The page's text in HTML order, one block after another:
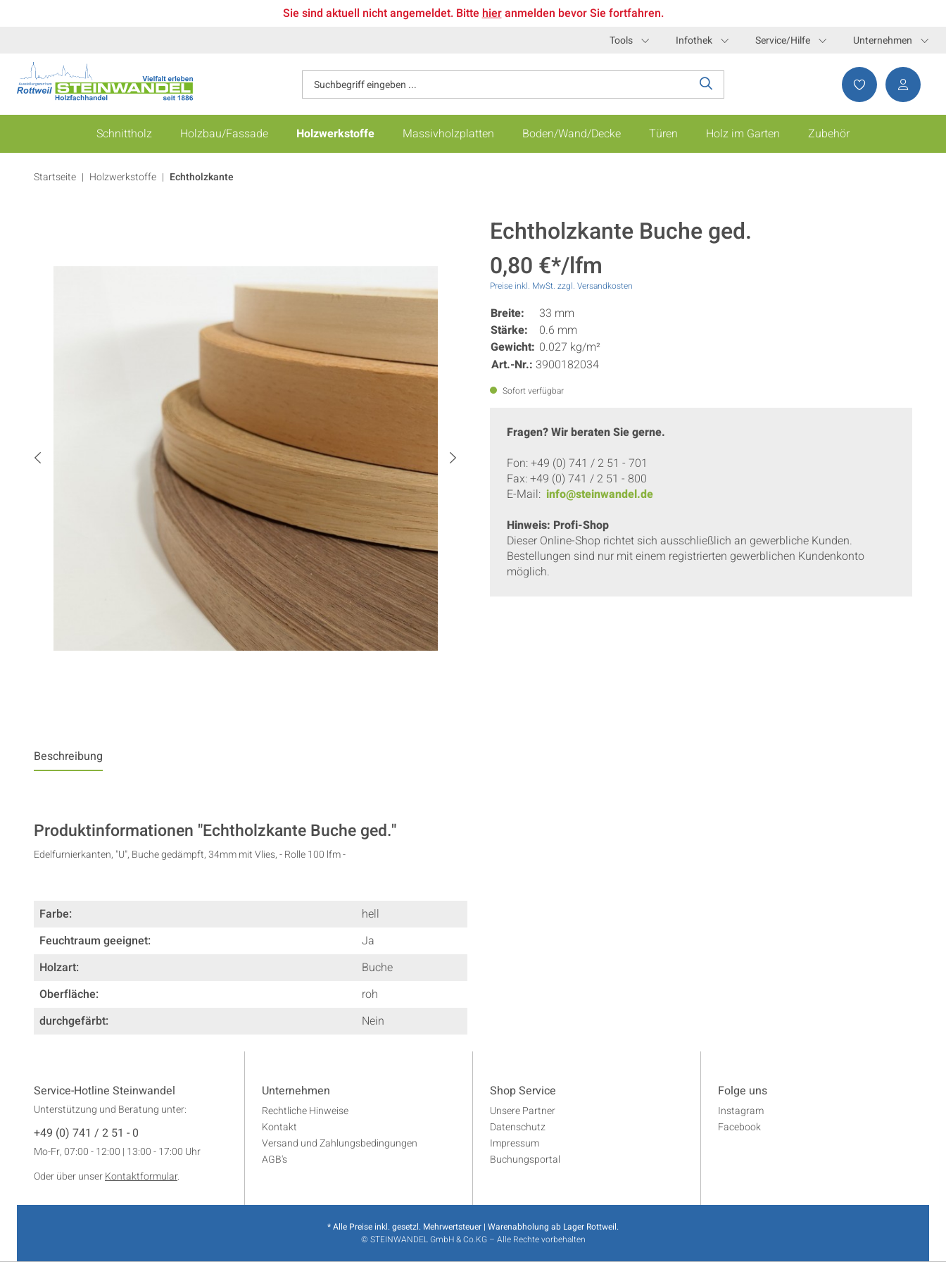
Sie sind aktuell nicht angemeldet. Bittehieranmelden bevor Sie fortfahren.
Tools Infothek Service/Hilfe Unternehmen
Schnittholz Holzbau/Fassade Holzwerkstoffe Massivholzplatten Boden/Wand/Decke Türen Holz im Garten Zubehör
Startseite Holzwerkstoffe | Echtholzkante
Echtholzkante Buche ged.
0,80 €*/lfm
Preise inkl. MwSt. zzgl. Versandkosten
Breite:
33 mm
Stärke:
0.6 mm
Gewicht: 0.027 kg/m²
Art.-Nr.: 3900182034
Sofort verfügbar
Fragen? Wir beraten Sie gerne.
Fon: +49 (0) 741 / 2 51 - 701
Fax: +49 (0) 741 / 2 51 - 800
E-Mail: info@steinwandel.de
Hinweis: Profi-Shop
Dieser Online-Shop richtet sich ausschließlich an gewerbliche Kunden.
Bestellungen sind nur mit einem registrierten gewerblichen Kundenkonto
möglich.
Beschreibung
Produktinformationen "Echtholzkante Buche ged."
Edelfurnierkanten, "U", Buche gedämpft, 34mm mit Vlies, - Rolle 100 lfm -
Farbe:
hell
Feuchtraum geeignet:
Ja
Holzart:
Buche
Oberfläche:
roh
durchgefärbt:
Nein
Service-Hotline Steinwandel
Unterstützung und Beratung unter:
+49 (0) 741 / 2 51 - 0
Mo-Fr, 07:00 - 12:00 | 13:00 - 17:00 Uhr
Oder über unserKontaktformular.
Unternehmen
Rechtliche Hinweise
Kontakt
Versand und Zahlungsbedingungen
AGB's
Shop Service
Unsere Partner
Datenschutz
Impressum
Buchungsportal
Folge uns
Instagram
Facebook
* Alle Preise inkl. gesetzl. Mehrwertsteuer | Warenabholung ab Lager Rottweil.
© STEINWANDEL GmbH & Co.KG – Alle Rechte vorbehalten